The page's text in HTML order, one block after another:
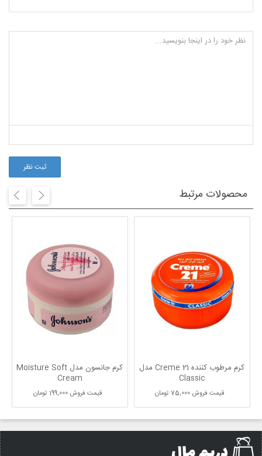
ثبت نظر
محصولات مرتبط
کرم جانسون مدل Moisture Soft
Cream
قیمت فروش199,000 تومان
کرم مرطوب کننده Creme 21 مدل
Classic
قیمت فروش75,000 تومان